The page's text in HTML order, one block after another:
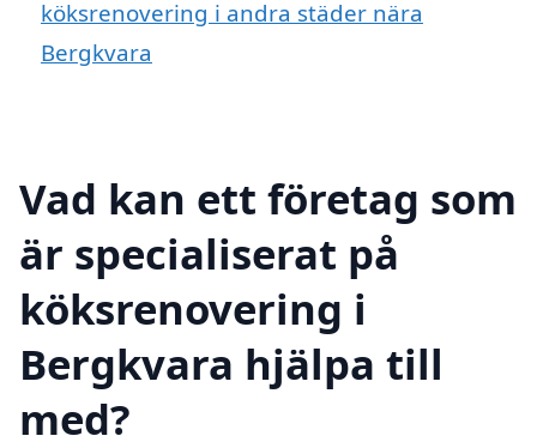
köksrenovering i andra städer nära
Bergkvara
Vad kan ett företag som
är specialiserat på
köksrenovering i
Bergkvara hjälpa till
med?